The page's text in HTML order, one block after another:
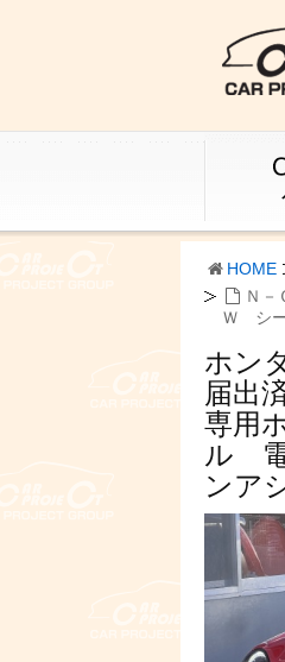
HOME
Ｎ
Ｗ シ
ホン
届出
専用
ル
ンア